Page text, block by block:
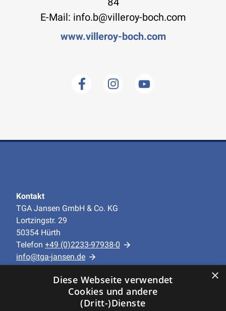
E-Mail: info.b@villeroy-boch.com
www.villeroy-boch.com
Kontakt
TGA Jansen GmbH & Co. KG
Lortzingstr. 29
50354 Hürth
Telefon +49 (0)2233-97938-0
info@tga-jansen.de
Unternehmen
Datenschutz ·Impressum
Barrierefreiheitserklärung
×
Diese Webseite verwendet
Cookies und andere
(Dritt-)Dienste